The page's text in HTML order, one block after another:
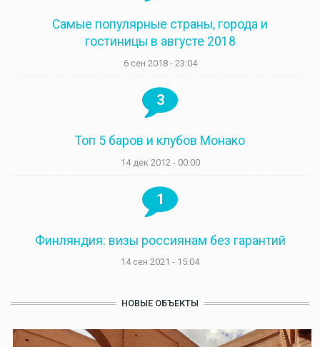
Самые популярные страны, города и
гостиницы в августе 2018
6 сен 2018 - 23:04
3
Топ 5 баров и клубов Монако
14 дек 2012 - 00:00
1
Финляндия: визы россиянам без гарантий
14 сен 2021 - 15:04
НОВЫЕ ОБЪЕКТЫ